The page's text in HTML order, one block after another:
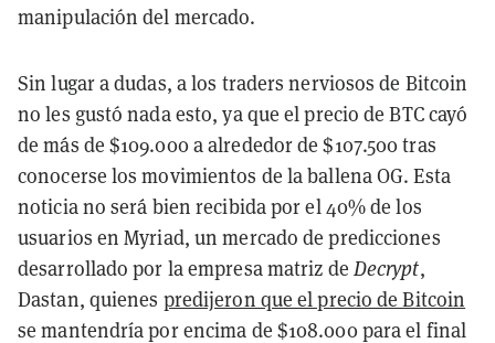
manipulación del mercado.
Sin lugar a dudas, a los traders nerviosos de Bitcoin
no les gustó nada esto, ya que el precio de BTC cayó
de más de $109.000 a alrededor de $107.500 tras
conocerse los movimientos de la ballena OG. Esta
noticia no será bien recibida por el 40% de los
usuarios en Myriad, un mercado de predicciones
desarrollado por la empresa matriz de Decrypt,
Dastan, quienes predijeron que el precio de Bitcoin
se mantendría por encima de $108.000 para el final